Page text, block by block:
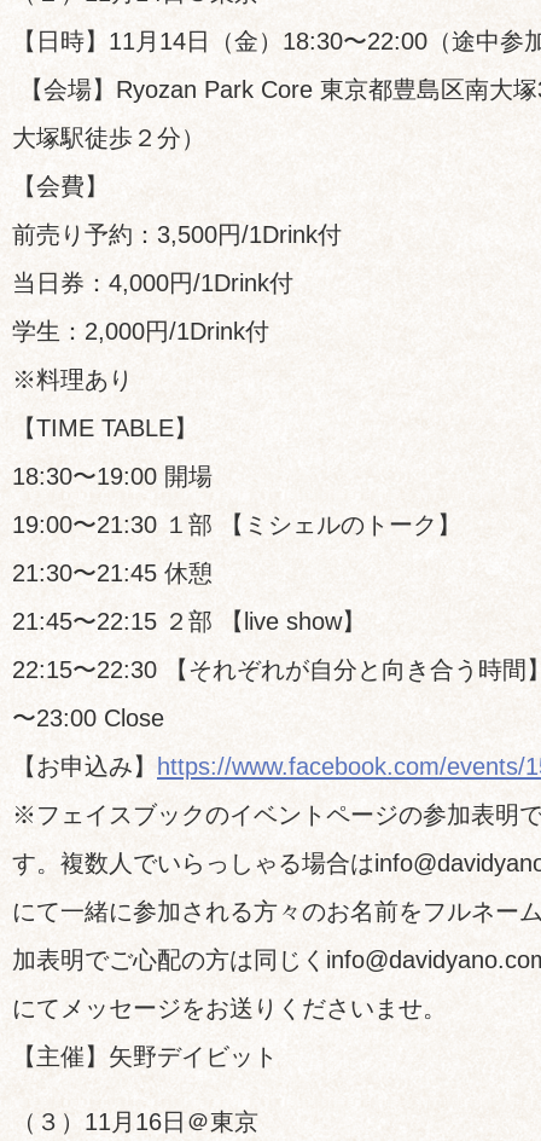
【日時】11月14日（金）18:30〜22:00（途中参
【会場】Ryozan Park Core 東京都豊島区南大
大塚駅徒歩２分）
【会費】
前売り予約：3,500円/1Drink付
当日券：4,000円/1Drink付
学生：2,000円/1Drink付
※料理あり
【TIME TABLE】
18:30〜19:00 開場
19:00〜21:30 １部 【ミシェルのトーク】
21:30〜21:45 休憩
21:45〜22:15 ２部 【live show】
22:15〜22:30 【それぞれが自分と向き合う時間
〜23:00 Close
【お申込み】https://www.facebook.com/events/
※フェイスブックのイベントページの参加表明
す。複数人でいらっしゃる場合は
にて一緒に参加される方々のお名前をフルネー
加表明でご心配の方は同じく
にてメッセージをお送りくださいませ。
【主催】矢野デイビット
（３）11月16日＠東京